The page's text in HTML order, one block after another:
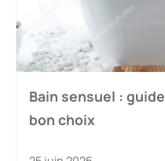
Bain sensuel :
bon choix